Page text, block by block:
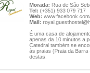
Morada: Rua de São
Tel: (+351) 933 079 717
Web:
Mail:
É uma casa de
apenas da 10 minutos a
Catedral também se
às praias (Praia da
destas.